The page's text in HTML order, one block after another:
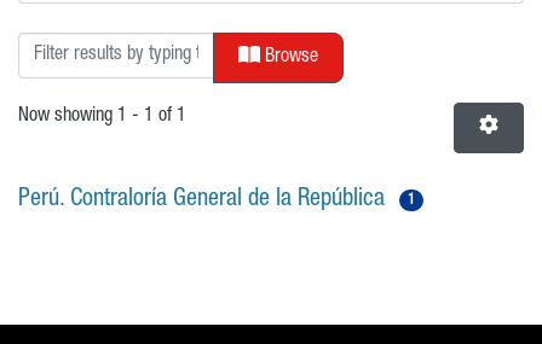
Browsing Reporte by Author
Browse
Now showing 1 - 1 of 1
Perú. Contraloría General de la República 1